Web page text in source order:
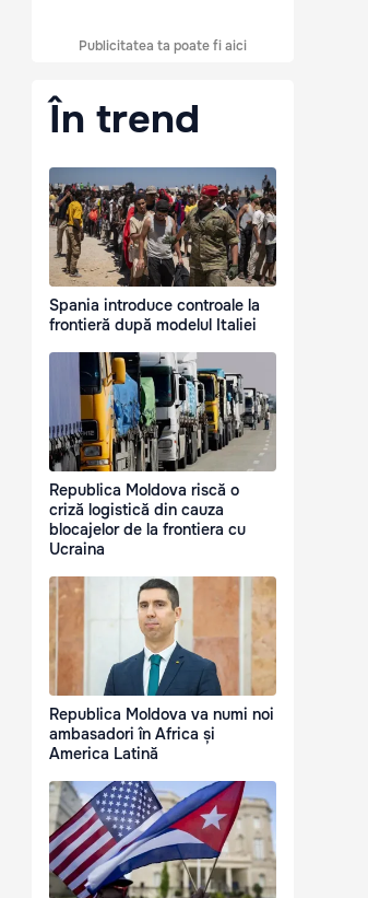
Publicitatea ta poate fi aici
În trend
Spania introduce controale la
frontieră după modelul Italiei
Republica Moldova riscă o
criză logistică din cauza
blocajelor de la frontiera cu
Ucraina
Republica Moldova va numi noi
ambasadori în Africa și
America Latină